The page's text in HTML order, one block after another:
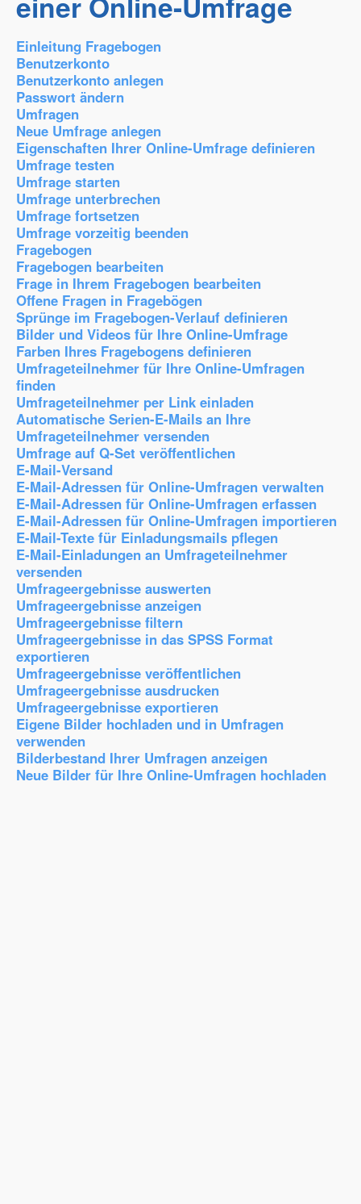
Einleitung Fragebogen
Benutzerkonto
Benutzerkonto anlegen
Passwort ändern
Umfragen
Neue Umfrage anlegen
Eigenschaften Ihrer Online-Umfrage definieren
Umfrage testen
Umfrage starten
Umfrage unterbrechen
Umfrage fortsetzen
Umfrage vorzeitig beenden
Fragebogen
Fragebogen bearbeiten
Frage in Ihrem Fragebogen bearbeiten
Offene Fragen in Fragebögen
Sprünge im Fragebogen-Verlauf definieren
Bilder und Videos für Ihre Online-Umfrage
Farben Ihres Fragebogens definieren
Umfrageteilnehmer für Ihre Online-Umfragen
finden
Umfrageteilnehmer per Link einladen
Automatische Serien-E-Mails an Ihre
Umfrageteilnehmer versenden
Umfrage auf Q-Set veröffentlichen
E-Mail-Versand
E-Mail-Adressen für Online-Umfragen verwalten
E-Mail-Adressen für Online-Umfragen erfassen
E-Mail-Adressen für Online-Umfragen importieren
E-Mail-Texte für Einladungsmails pflegen
E-Mail-Einladungen an Umfrageteilnehmer
versenden
Umfrageergebnisse auswerten
Umfrageergebnisse anzeigen
Umfrageergebnisse filtern
Umfrageergebnisse in das SPSS Format
exportieren
Umfrageergebnisse veröffentlichen
Umfrageergebnisse ausdrucken
Umfrageergebnisse exportieren
Eigene Bilder hochladen und in Umfragen
verwenden
Bilderbestand Ihrer Umfragen anzeigen
Neue Bilder für Ihre Online-Umfragen hochladen